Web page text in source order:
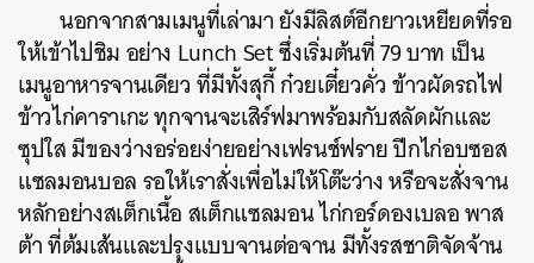
นอกจากสามเมนูที่เล่ามา ยังมีลิสต์อีกยาวเหยียดที่รอ
ให้เข้าไปชิม อย่าง Lunch Set ซึ่งเริ่มต้นที่ 79 บาท เป็น
เมนูอาหารจานเดียว ที่มีทั้งสุกี้ ก๋วยเตี๋ยวคั่ว ข้าวผัดรถไฟ
ข้าวไก่คาราเกะ ทุกจานจะเสิร์ฟมาพร้อมกับสลัดผักและ
ซุปใส มีของว่างอร่อยง่ายอย่างเฟรนช์ฟราย ปีกไก่อบซอส
แซลมอนบอล รอให้เราสั่งเพื่อไม่ให้โต๊ะว่าง หรือจะสั่งจาน
หลักอย่างสเต็กเนื้อ สเต็กแซลมอน ไก่กอร์ดองเบลอ พาส
ต้า ที่ต้มเส้นและปรุงแบบจานต่อจาน มีทั้งรสชาติจัดจ้าน